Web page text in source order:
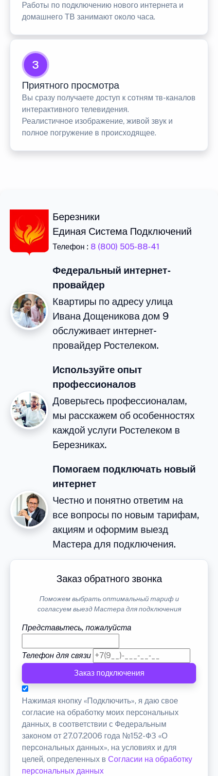
Работы по подключению нового интернета и
домашнего ТВ занимают около часа.
3
Приятного просмотра
Вы сразу получаете доступ к сотням тв-каналов
интерактивного телевидения.
Реалистичное изображение, живой звук и
полное погружение в происходящее.
Березники
Единая Система Подключений
Телефон : 8 (800) 505-88-41
Федеральный интернет-
провайдер
Квартиры по адресу улица
Ивана Дощеникова дом 9
обслуживает интернет-
провайдер Ростелеком.
Используйте опыт
профессионалов
Доверьтесь профессионалам,
мы расскажем об особенностях
каждой услуги Ростелеком в
Березниках.
Помогаем подключать новый
интернет
Честно и понятно ответим на
все вопросы по новым тарифам,
акциям и оформим выезд
Мастера для подключения.
Заказ обратного звонка
Поможем выбрать оптимальный тариф и
согласуем выезд Мастера для подключения
Представьтесь, пожалуйста
Телефон для связи
Заказ подключения
Нажимая кнопку «Подключить», я даю свое
согласие на обработку моих персональных
данных, в соответствии с Федеральным
законом от 27.07.2006 года №152-ФЗ «О
персональных данных», на условиях и для
целей, определенных в Согласии на обработку
персональных данных